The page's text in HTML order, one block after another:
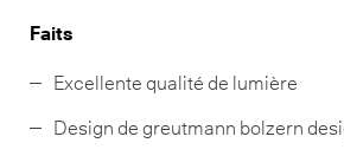
Faits
Excellente qualité de lumière
Design de greutmann bolzern